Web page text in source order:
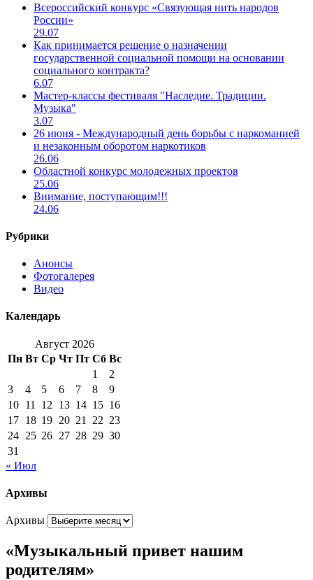
Всероссийский конкурс «Связующая нить народов
России»
29.07
Как принимается решение о назначении
государственной социальной помощи на основании
социального контракта?
6.07
Мастер-классы фестиваля "Наследие. Традиции.
Музыка"
3.07
26 июня - Международный день борьбы с наркоманией
и незаконным оборотом наркотиков
26.06
Областной конкурс молодежных проектов
25.06
Внимание, поступающим!!!
24.06
Рубрики
Анонсы
Фотогалерея
Видео
Календарь
Август 2026
Пн Вт Ср Чт Пт Сб Вс
1
2
3
4 5 6 7 8
9
10 11 12 13 14 15 16
17 18 19 20 21 22 23
24 25 26 27 28 29 30
31
« Июл
Архивы
Архивы
«Музыкальный привет нашим
родителям»